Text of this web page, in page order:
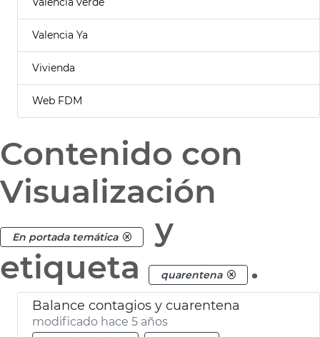
Valencia Ya
Vivienda
Web FDM
Contenido con
Visualización
En portada temática
y
etiqueta
quarentena .
Balance contagios y cuarentena
modificado hace 5 años